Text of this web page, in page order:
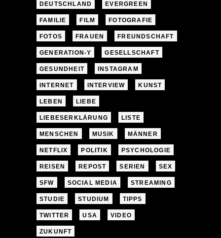
DEUTSCHLAND EVERGREEN
FAMILIE FILM FOTOGRAFIE
FOTOS FRAUEN FREUNDSCHAFT
GENERATION-Y GESELLSCHAFT
GESUNDHEIT INSTAGRAM
INTERNET INTERVIEW KUNST
LEBEN LIEBE
LIEBESERKLÄRUNG LISTE
MENSCHEN MUSIK MÄNNER
NETFLIX POLITIK PSYCHOLOGIE
REISEN REPOST SERIEN SEX
SFW SOCIAL MEDIA STREAMING
STUDIE STUDIUM TIPPS
TWITTER USA VIDEO
ZUKUNFT